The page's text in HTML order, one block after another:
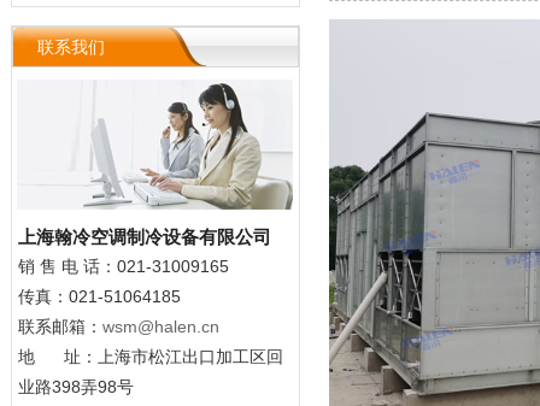
联系我们
上海翰冷空调制冷设备有限公司
销 售 电 话：021-31009165
传真：021-51064185
联系邮箱： wsm@halen.cn
地 址：上海市松江出口加工区回
业路398弄98号